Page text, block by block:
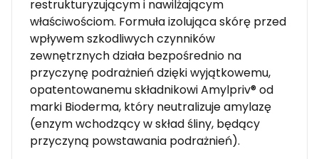
restrukturyzującym i nawilżającym
właściwościom. Formuła izolująca skórę przed
wpływem szkodliwych czynników
zewnętrznych działa bezpośrednio na
przyczynę podrażnień dzięki wyjątkowemu,
opatentowanemu składnikowi Amylpriv® od
marki Bioderma, który neutralizuje amylazę
(enzym wchodzący w skład śliny, będący
przyczyną powstawania podrażnień).